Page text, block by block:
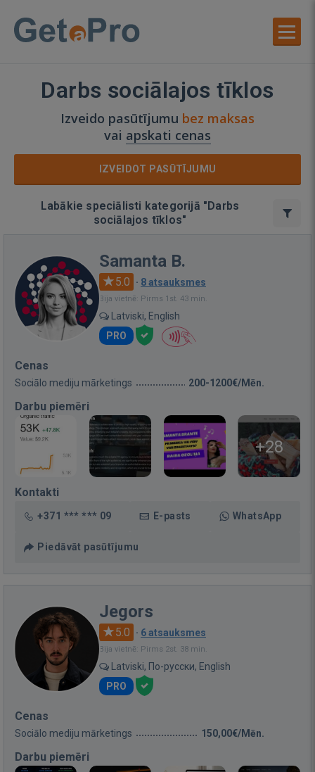
Darbs sociālajos tīklos
Izveido pasūtījumu bez maksas
vai apskati cenas
IZVEIDOT PASŪTĪJUMU
Labākie speciālisti kategorijā "Darbs
sociālajos tīklos"
Samanta B.
5.0 · 8 atsauksmes
Bija vietnē: Pirms 1st. 43 min.
Latviski, English
PRO
Cenas
Sociālo mediju mārketings 200-1200€/Mēn.
Darbu piemēri
+28
Kontakti
+371 *** *** 09 E-pasts WhatsApp
Piedāvāt pasūtījumu
Jegors
5.0 · 6 atsauksmes
Bija vietnē: Pirms 2st. 38 min.
Latviski, По-русски, English
PRO
Cenas
Sociālo mediju mārketings 150,00€/Mēn.
Darbu piemēri